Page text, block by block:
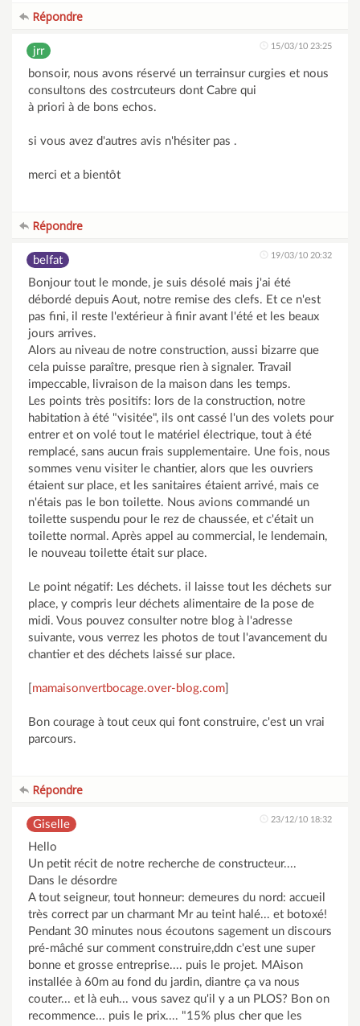
Répondre
jrr 15/03/10 23:25
bonsoir, nous avons réservé un terrainsur curgies et nous
consultons des costrcuteurs dont Cabre qui
à priori à de bons echos.
si vous avez d'autres avis n'hésiter pas .
merci et a bientôt
Répondre
belfat 19/03/10 20:32
Bonjour tout le monde, je suis désolé mais j'ai été
débordé depuis Aout, notre remise des clefs. Et ce n'est
pas fini, il reste l'extérieur à finir avant l'été et les beaux
jours arrives.
Alors au niveau de notre construction, aussi bizarre que
cela puisse paraître, presque rien à signaler. Travail
impeccable, livraison de la maison dans les temps.
Les points très positifs: lors de la construction, notre
habitation à été "visitée", ils ont cassé l'un des volets pour
entrer et on volé tout le matériel électrique, tout à été
remplacé, sans aucun frais supplementaire. Une fois, nous
sommes venu visiter le chantier, alors que les ouvriers
étaient sur place, et les sanitaires étaient arrivé, mais ce
n'étais pas le bon toilette. Nous avions commandé un
toilette suspendu pour le rez de chaussée, et c'était un
toilette normal. Après appel au commercial, le lendemain,
le nouveau toilette était sur place.
Le point négatif: Les déchets. il laisse tout les déchets sur
place, y compris leur déchets alimentaire de la pose de
midi. Vous pouvez consulter notre blog à l'adresse
suivante, vous verrez les photos de tout l'avancement du
chantier et des déchets laissé sur place.
mamaisonvertbocage.over-blog.com
Bon courage à tout ceux qui font construire, c'est un vrai
parcours.
Répondre
Giselle 23/12/10 18:32
Hello
Un petit récit de notre recherche de constructeur....
Dans le désordre
A tout seigneur, tout honneur: demeures du nord: accueil
très correct par un charmant Mr au teint halé... et botoxé!
Pendant 30 minutes nous écoutons sagement un discours
pré-mâché sur comment construire,ddn c'est une super
bonne et grosse entreprise.... puis le projet. MAison
installée à 60m au fond du jardin, diantre ça va nous
couter... et là euh... vous savez qu'il y a un PLOS? Bon on
recommence... puis le prix.... "15% plus cher que les